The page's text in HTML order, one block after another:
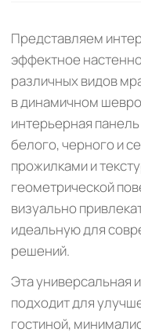
Представляем
эффектное
различных видов
в динамичном
интерьерная
белого, черного и
прожилками и
геометрической
визуально
идеальную для
решений.
Эта универсальная
подходит для
гостиной,